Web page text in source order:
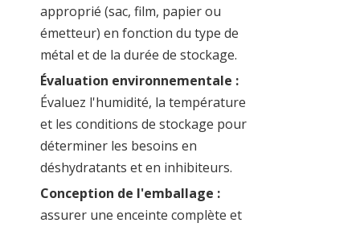
approprié (sac, film, papier ou
émetteur) en fonction du type de
métal et de la durée de stockage.
Évaluation environnementale :
Évaluez l'humidité, la température
et les conditions de stockage pour
déterminer les besoins en
déshydratants et en inhibiteurs.
Conception de l'emballage :
assurer une enceinte complète et